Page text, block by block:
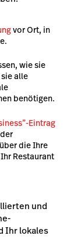
vor Ort, in
wie sie
alle
benötigen.
Eintrag
die Ihre
Restaurant
und
Ihr lokales